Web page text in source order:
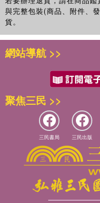
與完整包裝(商品、附件、
貨。
網站導航 >>
聚焦三民 >>
三民書局 三民出版